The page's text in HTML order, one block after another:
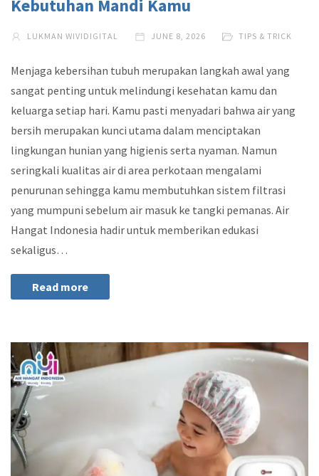
Kebutuhan Mandi Kamu
LUKMAN WIVIDIGITAL JUNE 8, 2026 TIPS & TRICK
Menjaga kebersihan tubuh merupakan langkah awal yang
sangat penting untuk melindungi kesehatan kamu dan
keluarga setiap hari. Kamu pasti menyadari bahwa air yang
bersih merupakan kunci utama dalam menciptakan
lingkungan hunian yang higienis serta nyaman. Namun
seringkali kualitas air di area perkotaan mengalami
penurunan sehingga kamu membutuhkan sistem filtrasi
yang mumpuni sebelum air masuk ke tangki pemanas. Air
Hangat Indonesia hadir untuk memberikan edukasi
sekaligus…
Read more